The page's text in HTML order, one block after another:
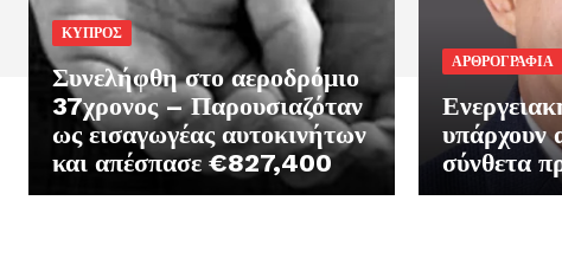
ΚΥΠΡΟΣ
Συνελήφθη στο αεροδρόμιο
37χρονος – Παρουσιαζόταν
ως εισαγωγέας αυτοκινήτων
και απέσπασε €827,400
ΑΡΘΡΟΓΡΑΦΙΑ
υπάρχουν
σύνθετα